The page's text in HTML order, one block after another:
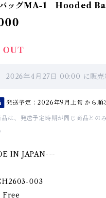
バッグMA-1 Hooded
OUT
2026年4月27日 00:00 に販売
発送予定：2026年9月上旬 から順
品は、発送予定時期が同じ商品との
IN JAPAN---
003
Free